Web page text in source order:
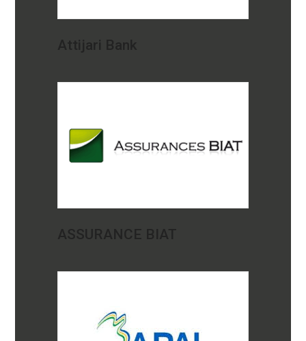
Attijari Bank
ASSURANCE BIAT